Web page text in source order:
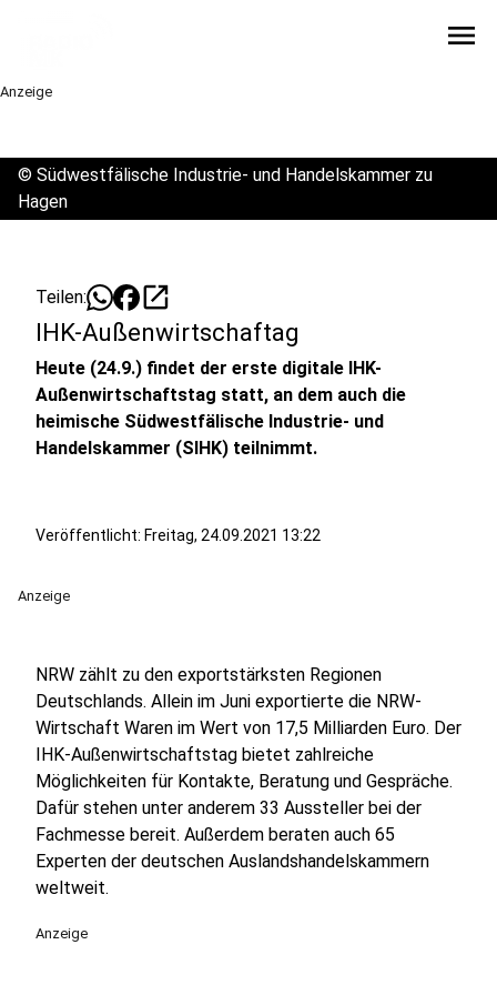
menu
Anzeige
© Südwestfälische Industrie- und Handelskammer zu
Hagen
Teilen: open_in_new
IHK-Außenwirtschaftag
Heute (24.9.) findet der erste digitale IHK-
Außenwirtschaftstag statt, an dem auch die
heimische Südwestfälische Industrie- und
Handelskammer (SIHK) teilnimmt.
Veröffentlicht: Freitag, 24.09.2021 13:22
Anzeige
NRW zählt zu den exportstärksten Regionen
Deutschlands. Allein im Juni exportierte die NRW-
Wirtschaft Waren im Wert von 17,5 Milliarden Euro. Der
IHK-Außenwirtschaftstag bietet zahlreiche
Möglichkeiten für Kontakte, Beratung und Gespräche.
Dafür stehen unter anderem 33 Aussteller bei der
Fachmesse bereit. Außerdem beraten auch 65
Experten der deutschen Auslandshandelskammern
weltweit.
Anzeige